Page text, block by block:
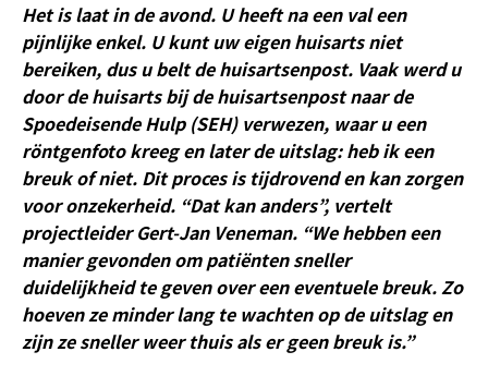
Het is laat in de avond. U heeft na een val een
pijnlijke enkel. U kunt uw eigen huisarts niet
bereiken, dus u belt de huisartsenpost. Vaak werd u
door de huisarts bij de huisartsenpost naar de
Spoedeisende Hulp (SEH) verwezen, waar u een
röntgenfoto kreeg en later de uitslag: heb ik een
breuk of niet. Dit proces is tijdrovend en kan zorgen
voor onzekerheid. “Dat kan anders”, vertelt
projectleider Gert-Jan Veneman. “We hebben een
manier gevonden om patiënten sneller
duidelijkheid te geven over een eventuele breuk. Zo
hoeven ze minder lang te wachten op de uitslag en
zijn ze sneller weer thuis als er geen breuk is.”